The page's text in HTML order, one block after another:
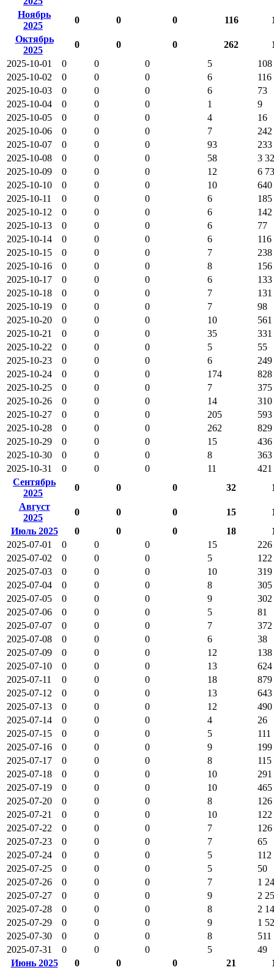
Ноябрь
2025
0 0 0 116
Октябрь
2025
0 0 0 262
2025-10-01
0 0 0 5
108
2025-10-02
0 0 0 6
116
2025-10-03
0 0 0 6
73
2025-10-04
0 0 0 1
9
2025-10-05
0 0 0 4
16
2025-10-06
0 0 0 7
242
2025-10-07
0 0 0 93
233
2025-10-08
0 0 0 58
3
2025-10-09
0 0 0 12
6
2025-10-10
0 0 0 10
640
2025-10-11
0 0 0 6
185
2025-10-12
0 0 0 6
142
2025-10-13
0 0 0 6
77
2025-10-14
0 0 0 6
116
2025-10-15
0 0 0 7
238
2025-10-16
0 0 0 8
156
2025-10-17
0 0 0 6
133
2025-10-18
0 0 0 7
131
2025-10-19
0 0 0 7
98
2025-10-20
0 0 0 10
561
2025-10-21
0 0 0 35
331
2025-10-22
0 0 0 5
55
2025-10-23
0 0 0 6
249
2025-10-24
0 0 0 174
828
2025-10-25
0 0 0 7
375
2025-10-26
0 0 0 14
310
2025-10-27
0 0 0 205
593
2025-10-28
0 0 0 262
829
2025-10-29
0 0 0 15
436
2025-10-30
0 0 0 8
363
2025-10-31
0 0 0 11
421
Сентябрь
2025
0 0 0 32
Август
2025
0 0 0 15
Июль 2025
0 0 0 18
2025-07-01
0 0 0 15
226
2025-07-02
0 0 0 5
122
2025-07-03
0 0 0 10
319
2025-07-04
0 0 0 8
305
2025-07-05
0 0 0 9
302
2025-07-06
0 0 0 5
81
2025-07-07
0 0 0 7
372
2025-07-08
0 0 0 6
38
2025-07-09
0 0 0 12
138
2025-07-10
0 0 0 13
624
2025-07-11
0 0 0 18
879
2025-07-12
0 0 0 13
643
2025-07-13
0 0 0 12
490
2025-07-14
0 0 0 4
26
2025-07-15
0 0 0 5
111
2025-07-16
0 0 0 9
199
2025-07-17
0 0 0 8
115
2025-07-18
0 0 0 10
291
2025-07-19
0 0 0 10
465
2025-07-20
0 0 0 8
126
2025-07-21
0 0 0 10
122
2025-07-22
0 0 0 7
126
2025-07-23
0 0 0 7
65
2025-07-24
0 0 0 5
112
2025-07-25
0 0 0 5
50
2025-07-26
0 0 0 7
1
2025-07-27
0 0 0 9
2
2025-07-28
0 0 0 8
2
2025-07-29
0 0 0 9
1
2025-07-30
0 0 0 8
511
2025-07-31
0 0 0 5
49
Июнь 2025
0 0 0 21